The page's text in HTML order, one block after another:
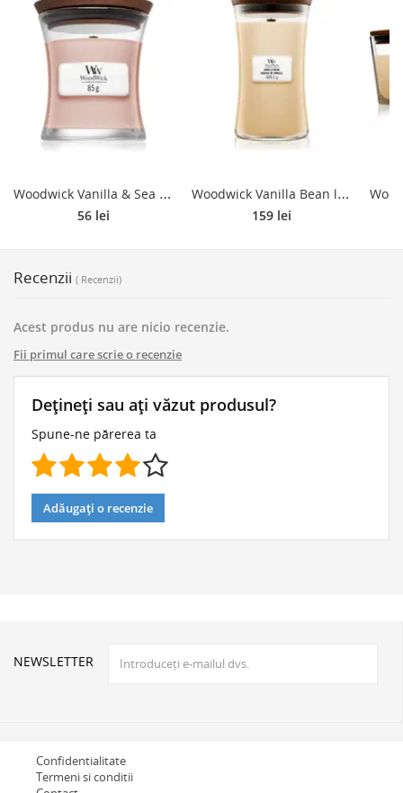
W
oodwick Vanilla & Sea Salt lumânare parfumată cu fitil din lemn 85 g
56 lei
W
oodwick Vanilla Bean lumânare parfumată cu fitil din lemn 609.5 g
159 lei
Recenzii ( Recenzii)
Acest produs nu are nicio recenzie.
Fii primul care scrie o recenzie
Dețineți sau ați văzut produsul?
Spune-ne părerea ta
Adăugați o recenzie
NEWSLETTER
Confidentialitate
Termeni si conditii